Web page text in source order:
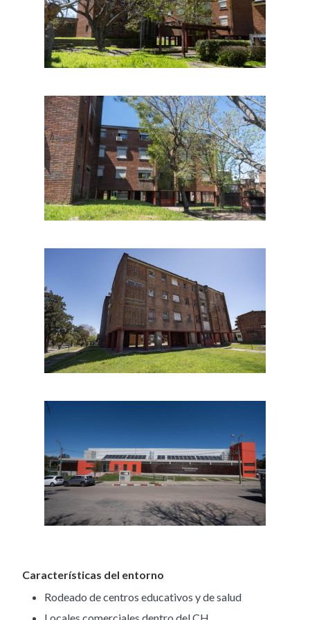
Image
Image
Características del entorno
Rodeado de centros educativos y de salud